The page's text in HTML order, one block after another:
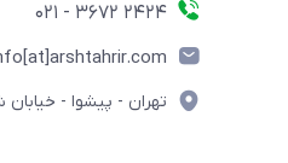
2424 3672 - 021
تهران - پیشوا -